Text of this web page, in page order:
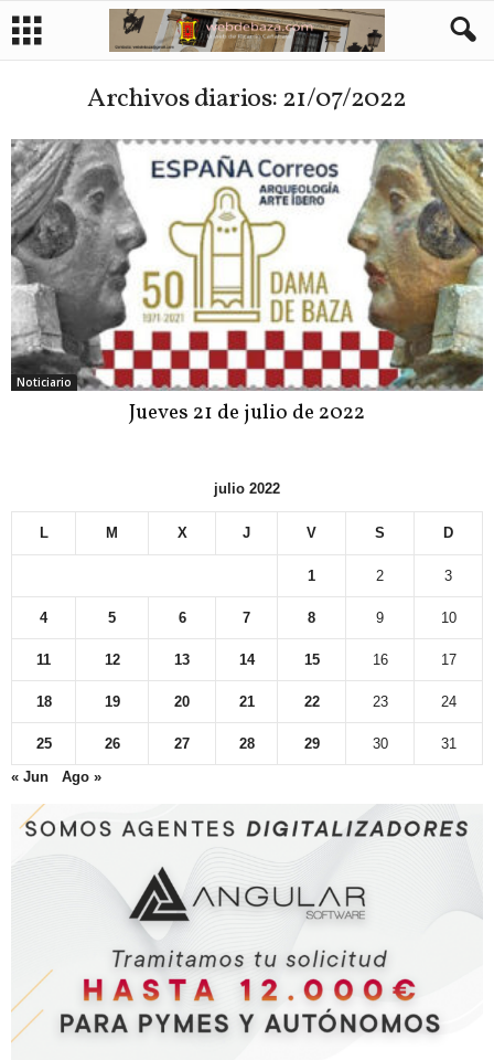
Archivos diarios: 21/07/2022
Noticiario
Jueves 21 de julio de 2022
julio 2022
L M X J V S D
1 2 3
4 5 6 7 8 9 10
11 12 13 14 15 16 17
18 19 20 21 22 23 24
25 26 27 28 29 30
31
« Jun
Ago »